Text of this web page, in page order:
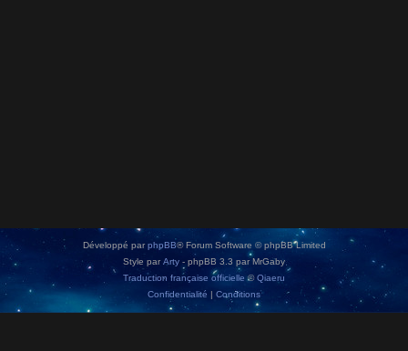
Développé par phpBB® Forum Software © phpBB Limited
Style parArty - phpBB 3.3 par MrGaby
Traduction française officielle ©Qiaeru
Confidentialité | Conditions